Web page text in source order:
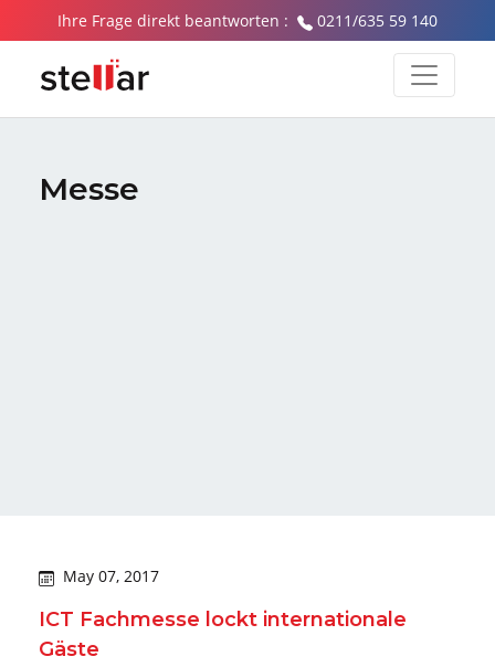
Ihre Frage direkt beantworten : 0211/635 59 140
Messe
May 07, 2017
ICT Fachmesse lockt internationale
Gäste